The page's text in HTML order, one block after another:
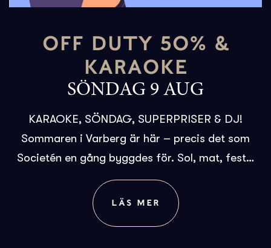
OFF DUTY 50% &
KARAOKE
SÖNDAG 9 AUG
KARAOKE, SÖNDAG, SUPERPRISER & DJ!
Sommaren i Varberg är här – precis det som
Societén en gång byggdes för. Sol, mat, fest…
LÄS MER